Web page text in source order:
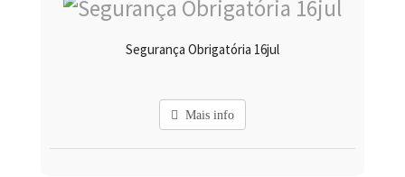
Segurança Obrigatória 16jul
Mais info